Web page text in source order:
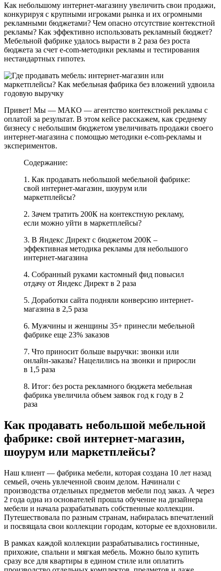
Как небольшому интернет-магазину увеличить свои продажи,
конкурируя с крупными игроками рынка и их огромными
рекламными бюджетами? Чем опасно отсутствие контекстной
рекламы? Как эффективно использовать рекламный бюджет?
Мебельной фабрике удалось вырасти в 2 раза без роста
бюджета за счет e-com-методики рекламы и тестирования
нестандартных гипотез.
Привет! Мы — МАКО — агентство контекстной рекламы с
оплатой за результат. В этом кейсе расскажем, как среднему
бизнесу с небольшим бюджетом увеличивать продажи своего
интернет-магазина с помощью методики e-com-рекламы и
экспериментов.
Содержание:
1. Как продавать небольшой мебельной фабрике:
свой интернет-магазин, шоурум или
маркетплейсы?
2. Зачем тратить 200К на контекстную рекламу,
если можно уйти в маркетплейсы?
3. В Яндекс Директ с бюджетом 200К –
эффективная методика рекламы для небольшого
интернет-магазина
4. Собранный руками кастомный фид повысил
отдачу от Яндекс Директ в 2 раза
5. Доработки сайта подняли конверсию интернет-
магазина в 2,5 раза
6. Мужчины и женщины 35+ принесли мебельной
фабрике еще 23% заказов
7. Что приносит больше выручки: звонки или
онлайн-заказы? Нацелились на звонки и приросли
в 1,5 раза
8. Итог: без роста рекламного бюджета мебельная
фабрика увеличила объем заявок год к году в 2
раза
Как продавать небольшой мебельной
фабрике: свой интернет-магазин,
шоурум или маркетплейсы?
Наш клиент — фабрика мебели, которая создана 10 лет назад
семьей, очень увлеченной своим делом. Начинали с
производства отдельных предметов мебели под заказ. А через
2 года одна из основателей прошла обучение на дизайнера
мебели и начала разрабатывать собственные коллекции.
Путешествовала по разным странам, набиралась впечатлений
и посвящала свои коллекции городам, которые ее вдохновили.
В рамках каждой коллекции разрабатывались гостинные,
прихожие, спальни и мягкая мебель. Можно было купить
сразу все для квартиры в едином стиле или оплатить